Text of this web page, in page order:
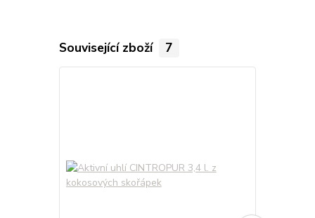
Související zboží 7